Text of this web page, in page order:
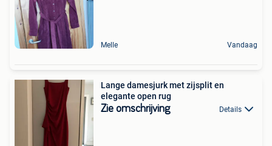
Melle Vandaag
Lange damesjurk met zijsplit en
elegante open rug
Zie omschrijving Details